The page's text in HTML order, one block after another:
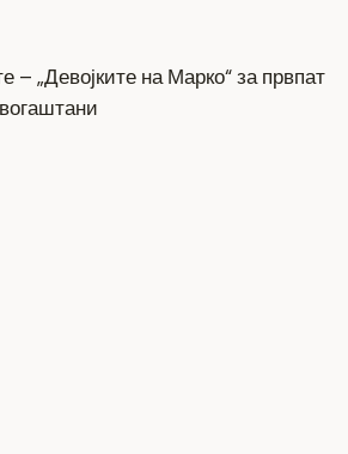
– „Девојките на Марко“ за првпат